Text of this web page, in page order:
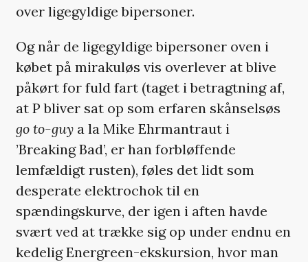
over ligegyldige bipersoner.
Og når de ligegyldige bipersoner oven i
købet på mirakuløs vis overlever at blive
påkørt for fuld fart (taget i betragtning af,
at P bliver sat op som erfaren skånselsøs
go to-guya la Mike Ehrmantraut i
’Breaking Bad’, er han forbløffende
lemfældigt rusten), føles det lidt som
desperate elektrochok til en
spændingskurve, der igen i aften havde
svært ved at trække sig op under endnu en
kedelig Energreen-ekskursion, hvor man